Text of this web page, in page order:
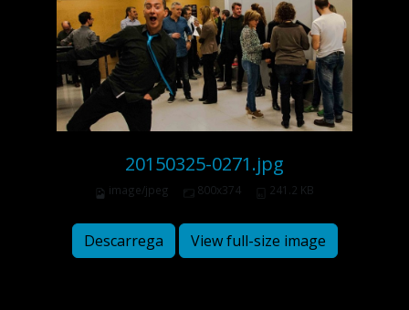
20150325-0271.jpg
image/jpeg 800x374 241.2 KB
Descarrega View full-size image